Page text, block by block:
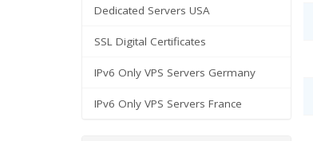
Dedicated Servers USA
SSL Digital Certificates
IPv6 Only VPS Servers Germany
IPv6 Only VPS Servers France